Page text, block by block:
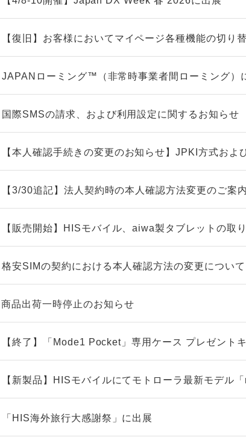
【復旧】お客様においてマイページ各種機能の切り
JAPANローミング™（非常時事業者間ローミング）
国際SMSの請求、および利用設定に関するお知らせ
【本人確認手続きの変更のお知らせ】JPKI方式お
【3/30追記】法人契約時の本人確認方法変更のご案内
【販売開始】HISモバイル、aiwa製タブレットの取
格安SIMの契約における本人確認方法の変更について
商品出荷一時停止のお知らせ
【終了】「Mode1 Pocket」専用ケース プレゼント
【新製品】HISモバイルにてモトローラ最新モデル
「HIS海外旅行大感謝祭」に出展